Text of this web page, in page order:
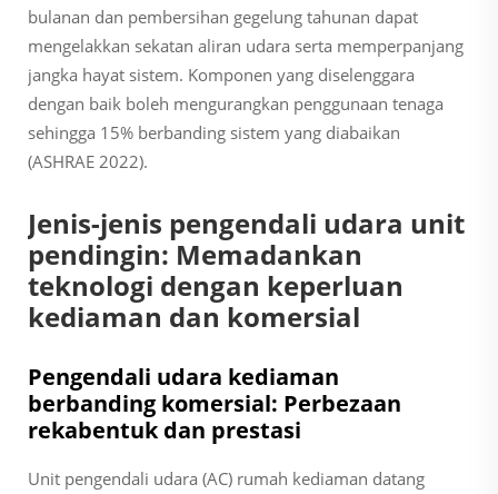
bulanan dan pembersihan gegelung tahunan dapat
mengelakkan sekatan aliran udara serta memperpanjang
jangka hayat sistem. Komponen yang diselenggara
dengan baik boleh mengurangkan penggunaan tenaga
sehingga 15% berbanding sistem yang diabaikan
(ASHRAE 2022).
Jenis-jenis pengendali udara unit
pendingin: Memadankan
teknologi dengan keperluan
kediaman dan komersial
Pengendali udara kediaman
berbanding komersial: Perbezaan
rekabentuk dan prestasi
Unit pengendali udara (AC) rumah kediaman datang